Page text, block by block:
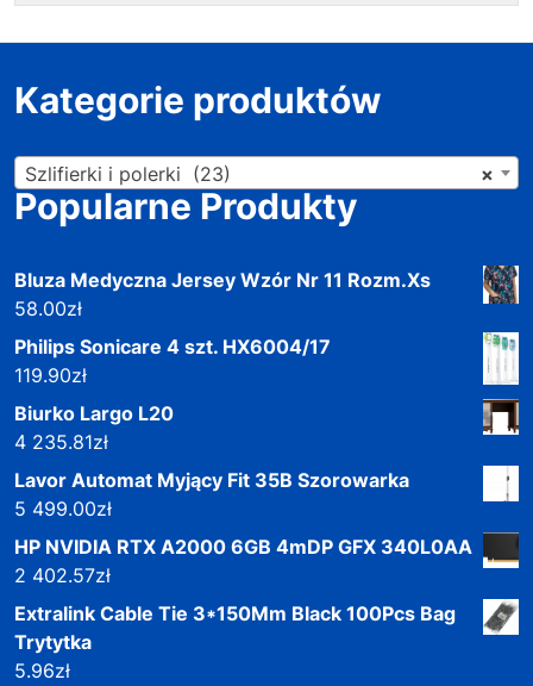
Kategorie produktów
×
Szlifierki i polerki (23)
Popularne Produkty
Bluza Medyczna Jersey Wzór Nr 11 Rozm.Xs
58.00zł
Philips Sonicare 4 szt. HX6004/17
119.90zł
Biurko Largo L20
4 235.81zł
Lavor Automat Myjący Fit 35B Szorowarka
5 499.00zł
HP NVIDIA RTX A2000 6GB 4mDP GFX 340L0AA
2 402.57zł
Extralink Cable Tie 3*150Mm Black 100Pcs Bag
Trytytka
5.96zł